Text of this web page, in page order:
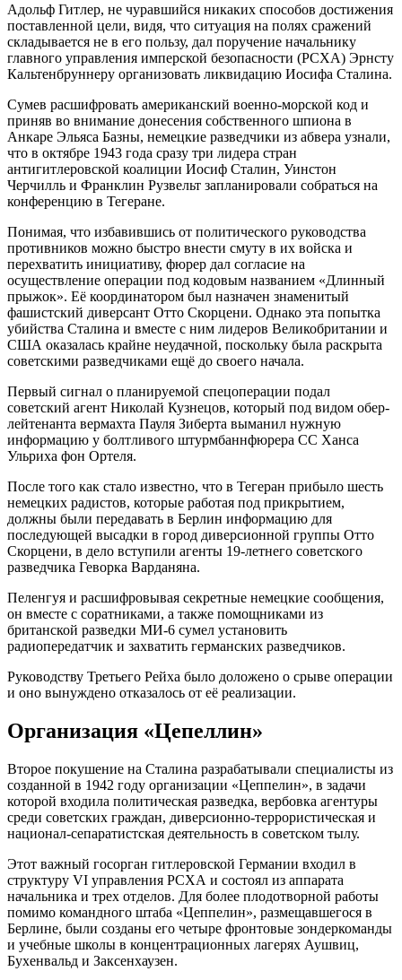
Адольф Гитлер, не чуравшийся никаких способов достижения
поставленной цели, видя, что ситуация на полях сражений
складывается не в его пользу, дал поручение начальнику
главного управления имперской безопасности (РСХА) Эрнсту
Кальтенбруннеру организовать ликвидацию Иосифа Сталина.
Сумев расшифровать американский военно-морской код и
приняв во внимание донесения собственного шпиона в
Анкаре Эльяса Базны, немецкие разведчики из абвера узнали,
что в октябре 1943 года сразу три лидера стран
антигитлеровской коалиции Иосиф Сталин, Уинстон
Черчилль и Франклин Рузвельт запланировали собраться на
конференцию в Тегеране.
Понимая, что избавившись от политического руководства
противников можно быстро внести смуту в их войска и
перехватить инициативу, фюрер дал согласие на
осуществление операции под кодовым названием «Длинный
прыжок». Её координатором был назначен знаменитый
фашистский диверсант Отто Скорцени. Однако эта попытка
убийства Сталина и вместе с ним лидеров Великобритании и
США оказалась крайне неудачной, поскольку была раскрыта
советскими разведчиками ещё до своего начала.
Первый сигнал о планируемой спецоперации подал
советский агент Николай Кузнецов, который под видом обер-
лейтенанта вермахта Пауля Зиберта выманил нужную
информацию у болтливого штурмбаннфюрера СС Ханса
Ульриха фон Ортеля.
После того как стало известно, что в Тегеран прибыло шесть
немецких радистов, которые работая под прикрытием,
должны были передавать в Берлин информацию для
последующей высадки в город диверсионной группы Отто
Скорцени, в дело вступили агенты 19-летнего советского
разведчика Геворка Варданяна.
Пеленгуя и расшифровывая секретные немецкие сообщения,
он вместе с соратниками, а также помощниками из
британской разведки МИ-6 сумел установить
радиопередатчик и захватить германских разведчиков.
Руководству Третьего Рейха было доложено о срыве операции
и оно вынуждено отказалось от её реализации.
Организация «Цепеллин»
Второе покушение на Сталина разрабатывали специалисты из
созданной в 1942 году организации «Цеппелин», в задачи
которой входила политическая разведка, вербовка агентуры
среди советских граждан, диверсионно-террористическая и
национал-сепаратистская деятельность в советском тылу.
Этот важный госорган гитлеровской Германии входил в
структуру VI управления РСХА и состоял из аппарата
начальника и трех отделов. Для более плодотворной работы
помимо командного штаба «Цеппелин», размещавшегося в
Берлине, были созданы его четыре фронтовые зондеркоманды
и учебные школы в концентрационных лагерях Аушвиц,
Бухенвальд и Заксенхаузен.